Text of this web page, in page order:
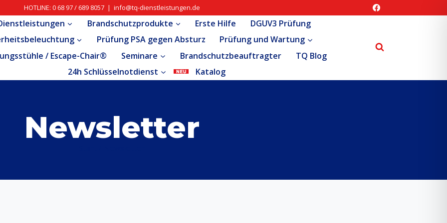
HOTLINE: 0 68 97 / 689 8057 | info@tq-dienstleistungen.de
Brandschutzprodukte Erste Hilfe
DGUV3 Prüfung
Prüfung PSA gegen Absturz
Prüfung und Wartung
/ Escape-Chair®
Seminare Brandschutzbeauftragter
TQ Blog
24h Schlüsselnotdienst
Katalog
Newsletter